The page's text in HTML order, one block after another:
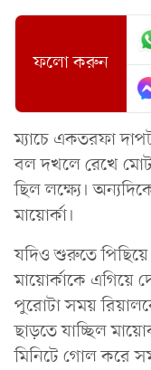
ফলো করুন
ম্যাচে একতরফা
বল দখলে রেখে মোট
ছিল লক্ষ্যে।
মায়োর্কা।
যদিও শুরুতে
মায়োর্কাকে এগিয়ে
পুরোটা সময়
ছাড়তে যাচ্ছিল
মিনিটে গোল করে